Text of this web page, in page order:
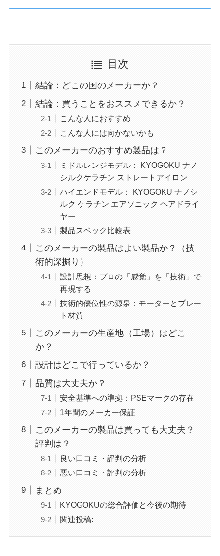
目次
結論：どこの国のメーカーか？
結論：買うことをおススメできるか？
こんな人におすすめ
こんな人には向かないかも
このメーカーのおすすめ製品は？
ミドルレンジモデル： KYOGOKU ナノ
シルクケラチン ストレートアイロン
ハイエンドモデル： KYOGOKU ナノシ
ルク ケラチン エアソニック ヘアドライ
ヤー
製品スペック比較表
このメーカーの製品はよい製品か？（技
術的深掘り）
設計思想：プロの「感覚」を「技術」で
再現する
技術的優位性の源泉：モーターとプレー
ト材質
このメーカーの生産地（工場）はどこ
か？
設計はどこで行っているか？
品質は大丈夫か？
安全基準への準拠：PSEマークの存在
1年間のメーカー保証
このメーカーの製品は買っても大丈夫？
評判は？
良い口コミ・評判の分析
悪い口コミ・評判の分析
まとめ
KYOGOKUの総合評価と今後の期待
関連投稿: